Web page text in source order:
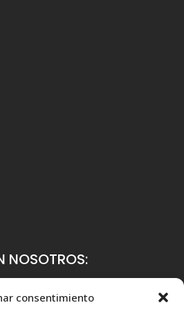
consentimiento
NOSOTROS: